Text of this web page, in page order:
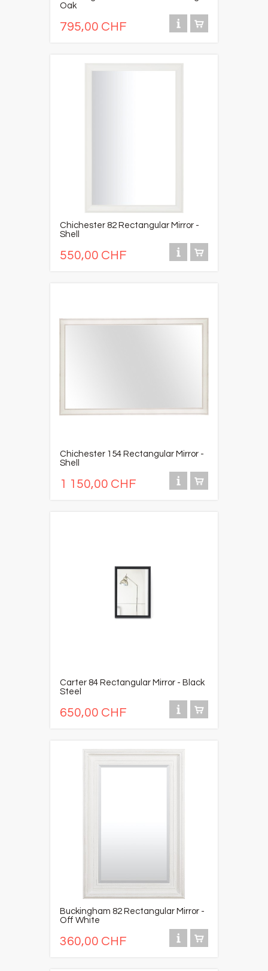
Oak
795,00 CHF
Chichester 82 Rectangular Mirror -
Shell
550,00 CHF
Chichester 154 Rectangular Mirror -
Shell
1 150,00 CHF
Carter 84 Rectangular Mirror - Black
Steel
650,00 CHF
Buckingham 82 Rectangular Mirror -
Off White
360,00 CHF